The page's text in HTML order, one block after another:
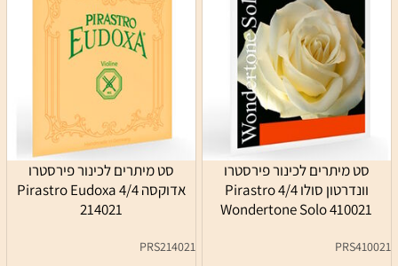
סט מיתרים לכינור פירסטרו
וונדרטון סולו 4/4 Pirastro
Wondertone Solo 410021
PRS410021
סט מיתרים לכינור פירסטרו
אדוקסה 4/4 Pirastro Eudoxa
214021
PRS214021